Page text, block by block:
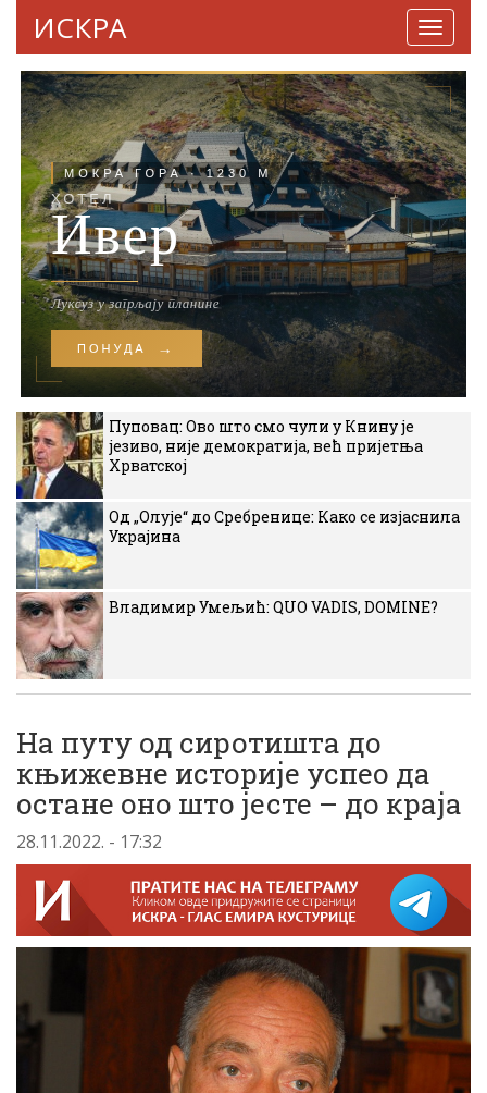
ИСКРА
Пуповац: Ово што смо чули у Книну је
језиво, није демократија, већ пријетња
Хрватској
Од „Олује“ до Сребренице: Како се изјаснила
Украјина
Владимир Умељић: QUO VADIS, DOMINE?
На путу од сиротишта до
књижевне историје успео да
остане оно што јесте – до краја
28.11.2022. - 17:32